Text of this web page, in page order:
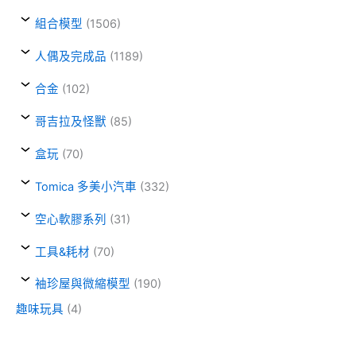
組合模型 (1506)
人偶及完成品 (1189)
合金 (102)
哥吉拉及怪獸 (85)
盒玩 (70)
Tomica 多美小汽車 (332)
空心軟膠系列 (31)
工具&耗材 (70)
袖珍屋與微縮模型 (190)
趣味玩具 (4)